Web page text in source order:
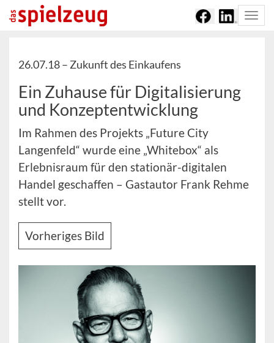
26.07.18 – Zukunft des Einkaufens
Ein Zuhause für Digitalisierung
und Konzeptentwicklung
Im Rahmen des Projekts „Future City
Langenfeld“ wurde eine „Whitebox“ als
Erlebnisraum für den stationär-digitalen
Handel geschaffen – Gastautor Frank Rehme
stellt vor.
Vorheriges Bild